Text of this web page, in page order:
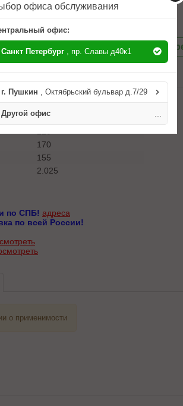
Посмотреть другие
4057276592872
170
155
2.025
по СПБ! адреса
по всей России!
о применимости
офиса обслуживания
офис:
Санкт Петербург , пр. Славы д40к1
г. Пушкин , Октябрьский бульвар д.7/29
Другой офис